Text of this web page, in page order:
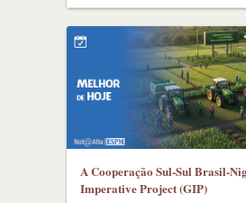
A Cooperação Sul-Sul Brasil-
Imperative Project (GIP)